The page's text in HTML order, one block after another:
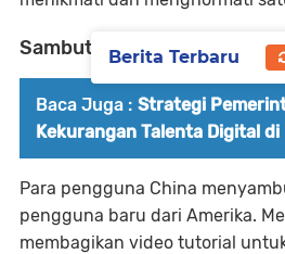
Sambutan Positif dari
Baca Juga : Strategi
Kekurangan Talenta Digital di
Para pengguna China
pengguna baru dari Amerika.
membagikan video tutorial
Berita Terbaru